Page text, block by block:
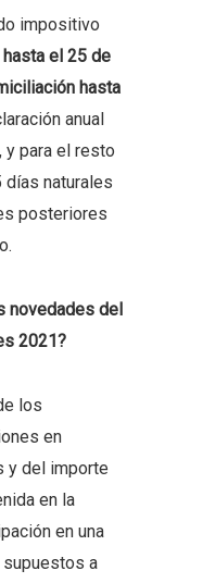
impositivo
hasta el 25 de
hasta
anual
para el resto
naturales
posteriores
novedades del
2021?
los
en
y del importe
en la
en una
a